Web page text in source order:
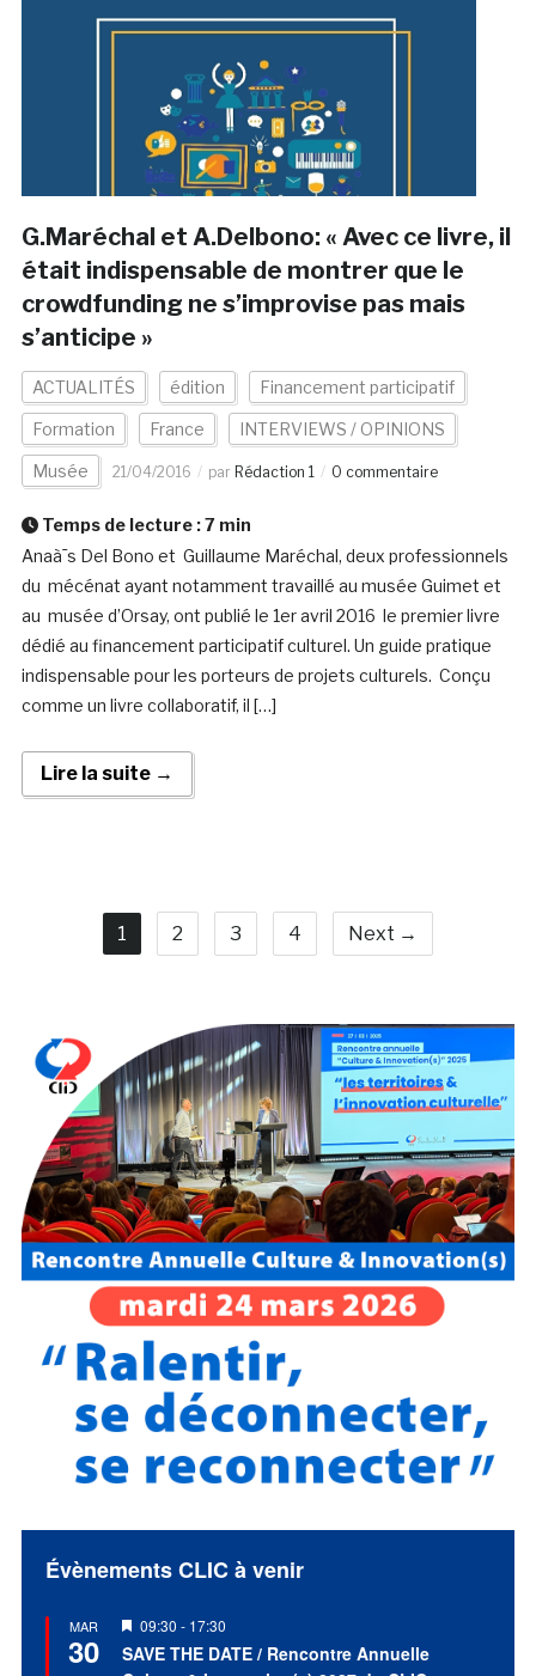
G.Maréchal et A.Delbono: « Avec ce livre, il
était indispensable de montrer que le
crowdfunding ne s’improvise pas mais
s’anticipe »
ACTUALITÉS édition Financement participatif
Formation France INTERVIEWS / OPINIONS
Musée 21/04/2016 par Rédaction 1 0 commentaire
Temps de lecture :7 min
Anaà¯s Del Bono et Guillaume Maréchal, deux professionnels
du mécénat ayant notamment travaillé au musée Guimet et
au musée d’Orsay, ont publié le 1er avril 2016 le premier livre
dédié au financement participatif culturel. Un guide pratique
indispensable pour les porteurs de projets culturels. Conçu
comme un livre collaboratif, il […]
Lire la suite →
1 2 3 4 Next →
Évènements CLIC à venir
MAR
30
Mis
en
avant
09:30 - 17:30
SAVE THE DATE / Rencontre Annuelle